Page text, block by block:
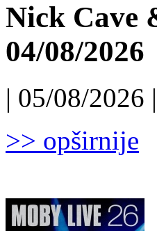
Nick Cave
04/08/2026
| 05/08/2026
>> opširnije